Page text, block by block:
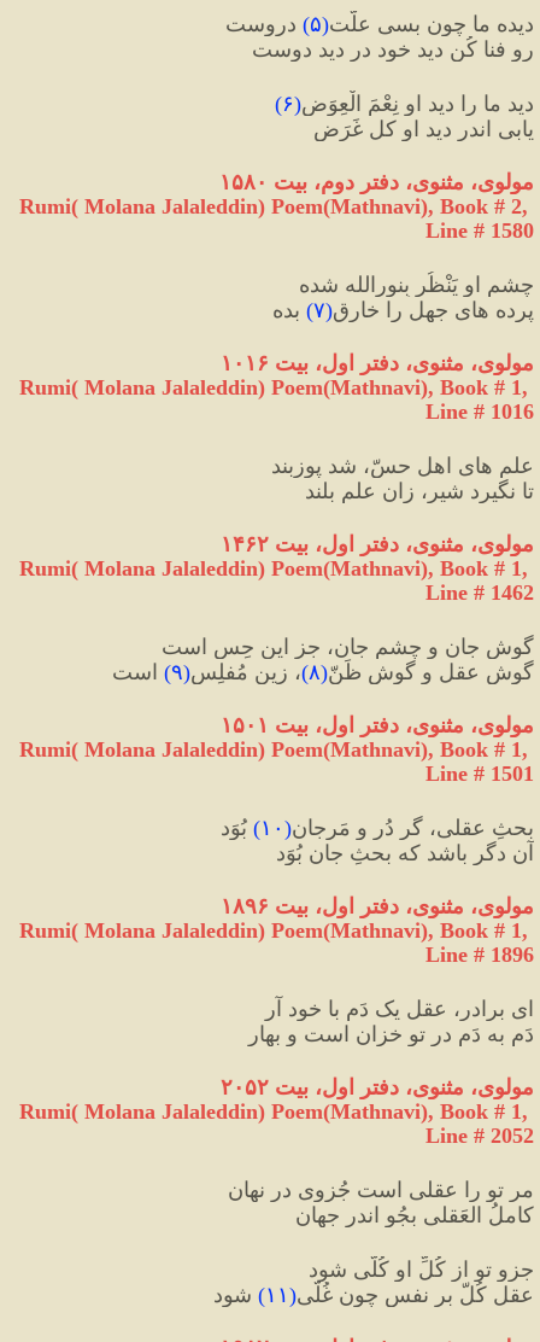
دیده ما چون بسی علّت(۵) دروست
رو فنا کُن دید خود در دید دوست
دید ما را دید او نِعْمَ الْعِوَض(۶)
یابی اندر دید او کل غَرَض
مولوی، مثنوی، دفتر دوم، بیت ۱۵٨٠
Rumi( Molana Jalaleddin) Poem(Mathnavi), Book # 2,
Line # 1580
چشم او یَنْظُر بِنورالله شده
پرده های جهل را خارِق(۷) بده
مولوی، مثنوی، دفتر اول، بیت ۱۰۱۶
Rumi( Molana Jalaleddin) Poem(Mathnavi), Book # 1,
Line # 1016
علم هایِ اهل حسّ، شد پوزبند
تا نگیرد شیر، زان علمِ بلند
مولوی، مثنوی، دفتر اول، بیت ۱۴۶۲
Rumi( Molana Jalaleddin) Poem(Mathnavi), Book # 1,
Line # 1462
گوش جان و چشمِ جان، جز این حِس است
گوش عقل و گوش ظَنّ(۸)، زین مُفلِس(۹) است
مولوی، مثنوی، دفتر اول، بیت ۱۵۰۱
Rumi( Molana Jalaleddin) Poem(Mathnavi), Book # 1,
Line # 1501
بحثِ عقلی، گر دُر و مَرجان( ۱۰) بُوَد
آن دگر باشد که بحثِ جان بُوَد
مولوی، مثنوی، دفتر اول، بیت ۱۸۹۶
Rumi( Molana Jalaleddin) Poem(Mathnavi), Book # 1,
Line # 1896
ای برادر، عقل یک دَم با خود آر
دَم به دَم در تو خزان است و بهار
مولوی، مثنوی، دفتر اول، بیت ۲۰۵۲
Rumi( Molana Jalaleddin) Poem(Mathnavi), Book # 1,
Line # 2052
مر تو را عقلی است جُزوی در نهان
کاملُ العَقلی بجُو اندر جهان
جزوِ تو از کُلِّ او کُلّی شود
عقل کُلّ بر نفس چون غُلّی(۱۱) شود